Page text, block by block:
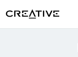
Facebook